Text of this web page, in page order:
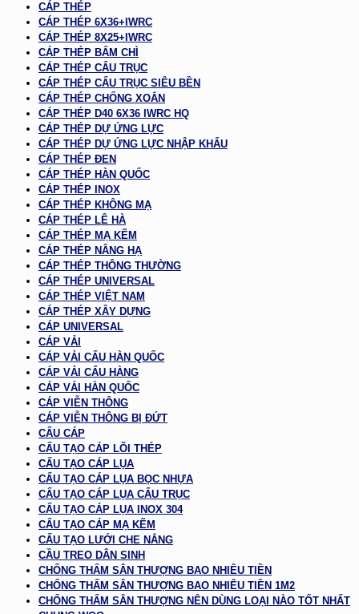
CÁP THÉP
CÁP THÉP 6X36+IWRC
CÁP THÉP 8X25+IWRC
CÁP THÉP BẤM CHÌ
CÁP THÉP CẨU TRỤC
CÁP THÉP CẨU TRỤC SIÊU BỀN
CÁP THÉP CHỐNG XOẮN
CÁP THÉP D40 6X36 IWRC HQ
CÁP THÉP DỰ ỨNG LỰC
CÁP THÉP DỰ ỨNG LỰC NHẬP KHẨU
CÁP THÉP ĐEN
CÁP THÉP HÀN QUỐC
CÁP THÉP INOX
CÁP THÉP KHÔNG MẠ
CÁP THÉP LÊ HÀ
CÁP THÉP MẠ KẼM
CÁP THÉP NÂNG HẠ
CÁP THÉP THÔNG THƯỜNG
CÁP THÉP UNIVERSAL
CÁP THÉP VIỆT NAM
CÁP THÉP XÂY DỰNG
CÁP UNIVERSAL
CÁP VẢI
CÁP VẢI CẨU HÀN QUỐC
CÁP VẢI CẨU HÀNG
CÁP VẢI HÀN QUỐC
CÁP VIỄN THÔNG
CÁP VIỄN THÔNG BỊ ĐỨT
CẨU CÁP
CẤU TẠO CÁP LÕI THÉP
CẤU TẠO CÁP LỤA
CẤU TẠO CÁP LỤA BỌC NHỰA
CẤU TẠO CÁP LỤA CẨU TRỤC
CẤU TẠO CÁP LỤA INOX 304
CẤU TẠO CÁP MẠ KẼM
CẤU TẠO LƯỚI CHE NẮNG
CẦU TREO DÂN SINH
CHỐNG THẤM SÂN THƯỢNG BAO NHIÊU TIỀN
CHỐNG THẤM SÂN THƯỢNG BAO NHIÊU TIỀN 1M2
CHỐNG THẤM SÂN THƯỢNG NÊN DÙNG LOẠI NÀO TỐT NHẤT